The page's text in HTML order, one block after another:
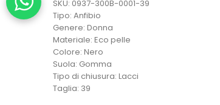
SKU: 0937-300B-0001-39
Tipo: Anfibio
Genere: Donna
Materiale: Eco pelle
Colore: Nero
Suola: Gomma
Tipo di chiusura: Lacci
Taglia: 39